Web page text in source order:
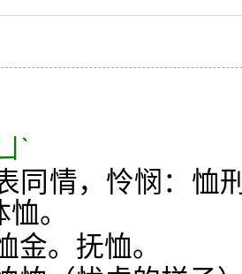
ˋ
同情，怜悯：恤
。
。抚恤。